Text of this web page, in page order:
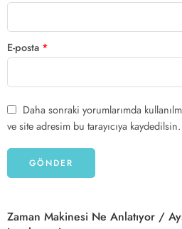
E-posta *
Daha sonraki yorumlarımda
ve site adresim bu tarayıcıya kaydedilsin.
Zaman Makinesi Ne Anlatıyor /